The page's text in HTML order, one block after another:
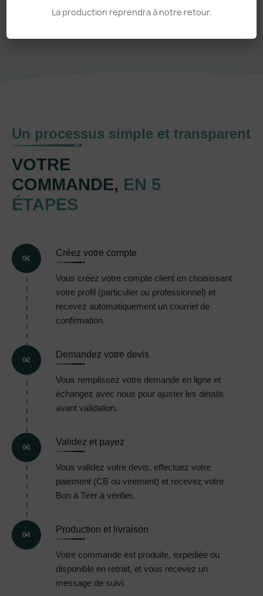
La production reprendra à notre retour.
Sans minimum de commande
Un processus simple et transparent
VOTRE
COMMANDE, EN 5
ÉTAPES
01
Créez votre compte
Vous créez votre compte client en choisissant
votre profil (particulier ou professionnel) et
recevez automatiquement un courriel de
confirmation.
02
Demandez votre devis
Vous remplissez votre demande en ligne et
échangez avec nous pour ajuster les détails
avant validation.
03
Validez et payez
Vous validez votre devis, effectuez votre
paiement (CB ou virement) et recevez votre
Bon à Tirer à vérifier.
04
Production et livraison
Votre commande est produite, expédiée ou
disponible en retrait, et vous recevez un
message de suivi.